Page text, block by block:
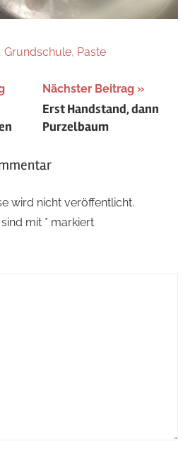
Grundschule, Paste
Nächster Beitrag
Erst Handstand, dann
Purzelbaum
wird nicht veröffentlicht.
mit * markiert